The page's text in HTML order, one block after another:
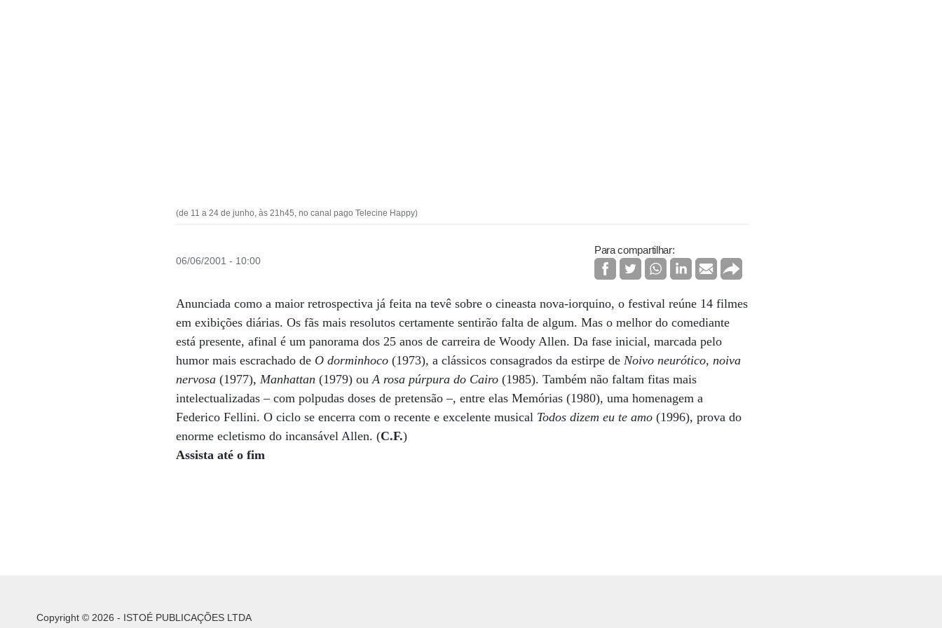
(de 11 a 24 de junho, às 21h45, no canal pago Telecine Happy)
06/06/2001 - 10:00
Para compartilhar:
Anunciada como a maior retrospectiva já feita na tevê sobre o cineasta nova-iorquino, o festival reúne 14 filmes
em exibições diárias. Os fãs mais resolutos certamente sentirão falta de algum. Mas o melhor do comediante
está presente, afinal é um panorama dos 25 anos de carreira de Woody Allen. Da fase inicial, marcada pelo
humor mais escrachado de O dorminhoco (1973), a clássicos consagrados da estirpe deNoivo neurótico, noiva
nervosa(1977),Manhattan (1979) ouA rosa púrpura do Cairo(1985). Também não faltam fitas mais
intelectualizadas – com polpudas doses de pretensão –, entre elas Memórias (1980), uma homenagem a
Federico Fellini. O ciclo se encerra com o recente e excelente musical Todos dizem eu te amo(1996), prova do
enorme ecletismo do incansável Allen. (C.F.)
Assista até o fim
Copyright © 2026 - ISTOÉ PUBLICAÇÕES LTDA